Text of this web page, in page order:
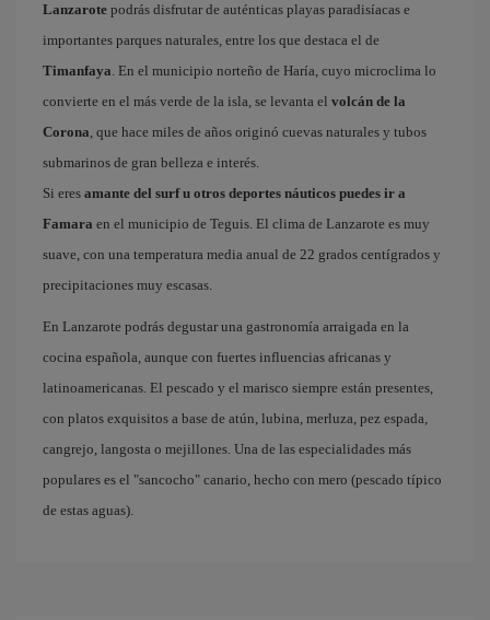
Lanzarote podrás disfrutar de auténticas playas paradisíacas e
importantes parques naturales, entre los que destaca el de
Timanfaya. En el municipio norteño de Haría, cuyo microclima lo
convierte en el más verde de la isla, se levanta el volcán de la
Corona, que hace miles de años originó cuevas naturales y tubos
submarinos de gran belleza e interés.
Si eres amante del surf u otros deportes náuticos puedes ir a
Famara en el municipio de Teguis. El clima de Lanzarote es muy
suave, con una temperatura media anual de 22 grados centígrados y
precipitaciones muy escasas.
En Lanzarote podrás degustar una gastronomía arraigada en la
cocina española, aunque con fuertes influencias africanas y
latinoamericanas. El pescado y el marisco siempre están presentes,
con platos exquisitos a base de atún, lubina, merluza, pez espada,
cangrejo, langosta o mejillones. Una de las especialidades más
populares es el "sancocho" canario, hecho con mero (pescado típico
de estas aguas).